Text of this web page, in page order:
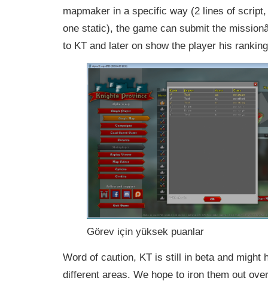
mapmaker in a specific way (2 lines of
one static), the game can submit the
to KT and later on show the player his
Görev için yüksek puanlar
Word of caution, KT is still in beta and might
different areas. We hope to iron them out